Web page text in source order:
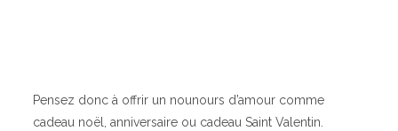
Pensez donc à offrir un nounours d’amour comme
cadeau noël, anniversaire ou cadeau Saint Valentin.